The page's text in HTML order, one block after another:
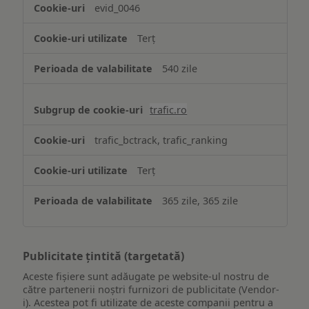
evid_0046
Terț
540 zile
trafic.ro
trafic_bctrack, trafic_ranking
Terț
365 zile, 365 zile
Publicitate țintită (targetată)
Aceste fișiere sunt adăugate pe website-ul nostru de
către partenerii noștri furnizori de publicitate (Vendor-
i). Acestea pot fi utilizate de aceste companii pentru a